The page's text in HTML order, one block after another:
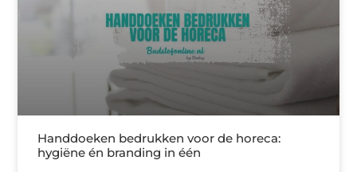
Handdoeken bedrukken voor de horeca:
hygiëne én branding in één